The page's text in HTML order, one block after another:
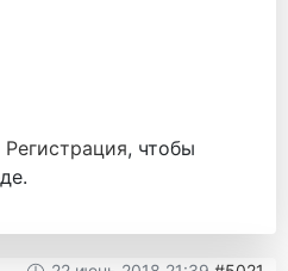
Регистрация, чтобы